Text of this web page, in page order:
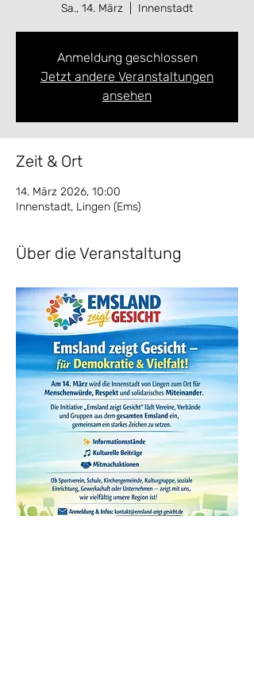
Sa., 14. März Innenstadt
Anmeldung geschlossen
Jetzt andere Veranstaltungen
ansehen
Zeit & Ort
14. März 2026, 10:00
Innenstadt, Lingen (Ems)
Über die Veranstaltung